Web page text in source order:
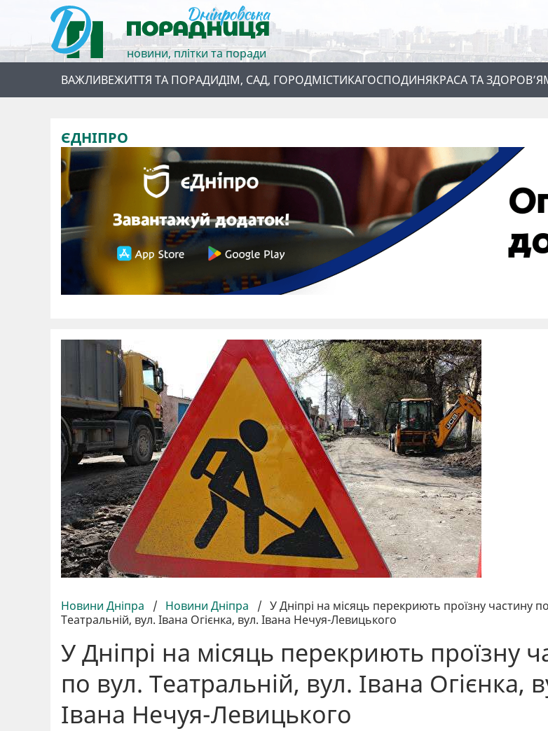
новини, плітки та поради
ВАЖЛИВЕЖИТТЯ ТА ПОРАДИДІМ, САД, ГОРОДМІСТИКАГОСПОДИНЯКРАСА ТА ЗДОРОВ’Я
ЄДНІПРО
Новини Дніпра / Новини Дніпра / У Дніпрі на місяць перекриють проїзну частину
Театральній, вул. Івана Огієнка, вул. Івана Нечуя-Левицького
У Дніпрі на місяць перекриють проїзну
по вул. Театральній, вул. Івана Огієнка,
Івана Нечуя-Левицького